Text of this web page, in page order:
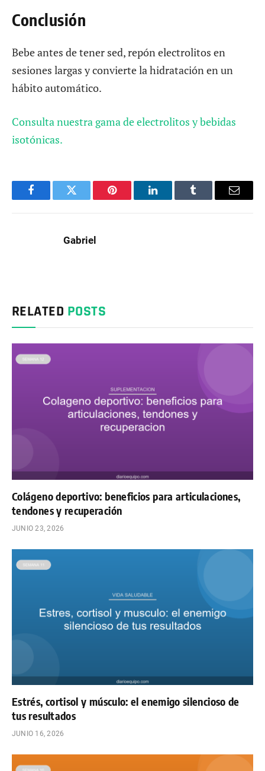
Conclusión
Bebe antes de tener sed, repón electrolitos en
sesiones largas y convierte la hidratación en un
hábito automático.
Consulta nuestra gama de electrolitos y bebidas
isotónicas.
FacebookTwitter Pinterest LinkedInTumblr Email
Gabriel
RELATED POSTS
Colágeno deportivo: beneficios para articulaciones,
tendones y recuperación
JUNIO 23, 2026
Estrés, cortisol y músculo: el enemigo silencioso de
tus resultados
JUNIO 16, 2026